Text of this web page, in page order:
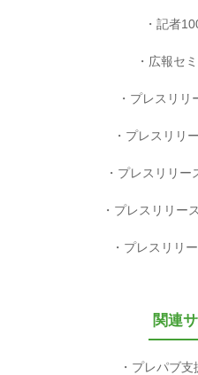
記者
広報セ
プレスリリ
プレスリリ
プレスリリー
プレスリリー
プレスリリ
関連
プレパブ支